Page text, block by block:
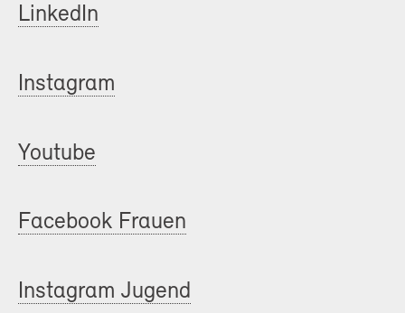
LinkedIn
Instagram
Youtube
Facebook Frauen
Instagram Jugend